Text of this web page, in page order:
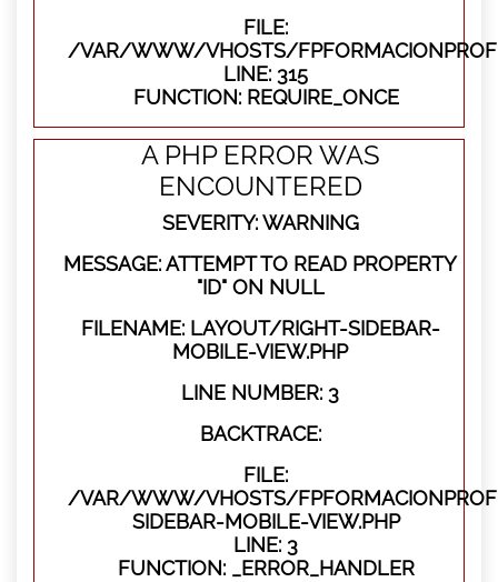
FILE:
/VAR/WWW/VHOSTS/
LINE: 315
FUNCTION: REQUIRE_ONCE
A PHP ERROR WAS
ENCOUNTERED
SEVERITY: WARNING
MESSAGE: ATTEMPT TO READ PROPERTY
"ID" ON NULL
FILENAME: LAYOUT/RIGHT-SIDEBAR-
MOBILE-VIEW.PHP
LINE NUMBER: 3
BACKTRACE:
FILE:
/VAR/WWW/VHOSTS/
SIDEBAR-MOBILE-VIEW.PHP
LINE: 3
FUNCTION: _ERROR_HANDLER